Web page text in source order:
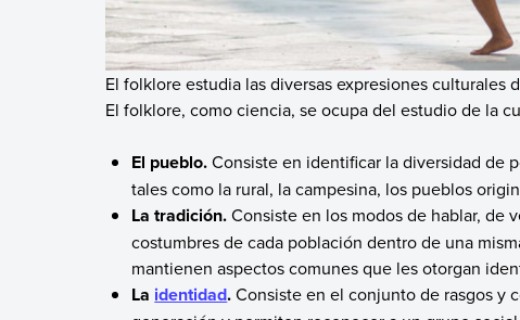
El folklore estudia las diversas expresiones culturales
El folklore, como ciencia, se ocupa del estudio de la
El pueblo.Consiste en identificar la diversidad de
tales como la rural, la campesina, los pueblos
La tradición.Consiste en los modos de hablar, de
costumbres de cada población dentro de una
mantienen aspectos comunes que les otorgan
La identidad.Consiste en el conjunto de rasgos y